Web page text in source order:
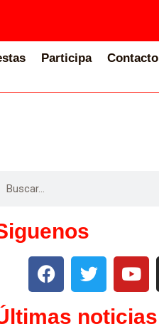
Participa Contacto
noticias